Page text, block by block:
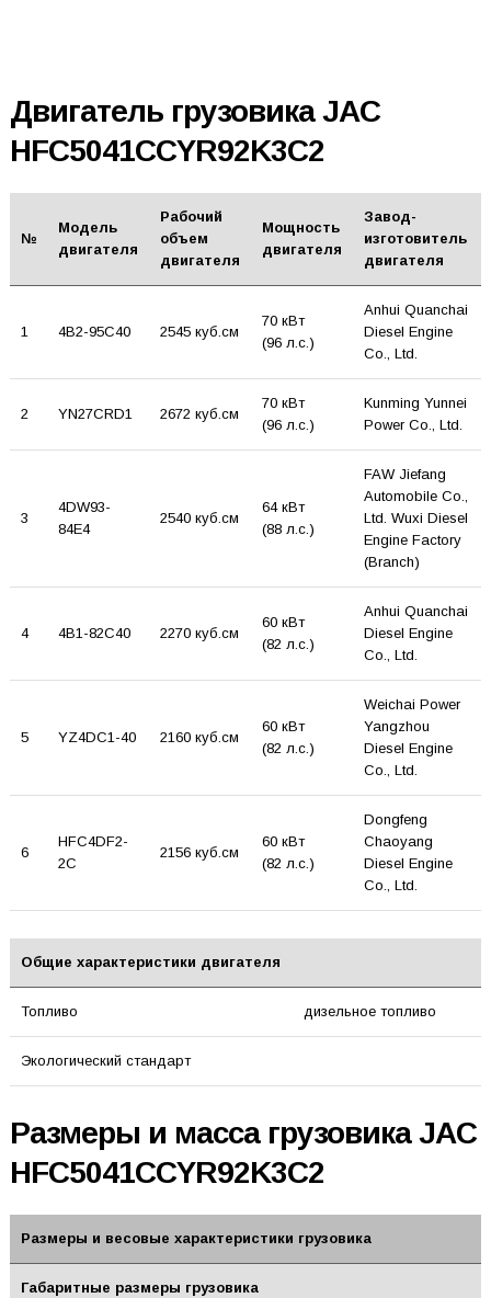
Двигатель грузовика JAC
HFC5041CCYR92K3C2
№
Модель
двигателя
Рабочий
объем
двигателя
Мощность
двигателя
Завод-
изготовитель
двигателя
1 4B2-95C40 2545 куб.см
70 кВт
(96 л.с.)
Anhui Quanchai
Diesel Engine
Co., Ltd.
2 YN27CRD1 2672 куб.см
70 кВт
(96 л.с.)
Kunming Yunnei
Power Co., Ltd.
3
4DW93-
84E4
2540 куб.см
64 кВт
(88 л.с.)
FAW Jiefang
Automobile Co.,
Ltd. Wuxi Diesel
Engine Factory
(Branch)
4 4B1-82C40 2270 куб.см
60 кВт
(82 л.с.)
Anhui Quanchai
Diesel Engine
Co., Ltd.
5 YZ4DC1-40 2160 куб.см
60 кВт
(82 л.с.)
Weichai Power
Yangzhou
Diesel Engine
Co., Ltd.
6
HFC4DF2-
2C
2156 куб.см
60 кВт
(82 л.с.)
Dongfeng
Chaoyang
Diesel Engine
Co., Ltd.
Общие характеристики двигателя
Топливо дизельное топливо
Экологический стандарт
Размеры и масса грузовика JAC
HFC5041CCYR92K3C2
Размеры и весовые характеристики грузовика
Габаритные размеры грузовика